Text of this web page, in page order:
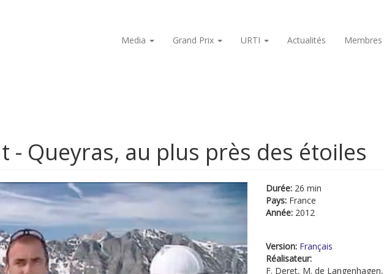
Media
Grand Prix URTI Actualités Membres
- Queyras, au plus près des étoiles
Durée: 26 min
Pays: France
Année: 2012
Version: Français
Réalisateur:
F. Deret, M. de